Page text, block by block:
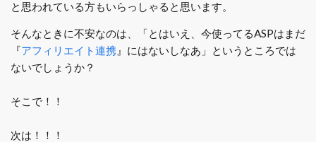
と思われている方もいらっしゃると思います。
そんなときに不安なのは、「とはいえ、今使ってるASPはまだ
『アフィリエイト連携 』にはないしなあ」というところでは
ないでしょうか？
そこで！！
次は！！！